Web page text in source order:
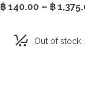
฿140.00 – ฿
Out of stock